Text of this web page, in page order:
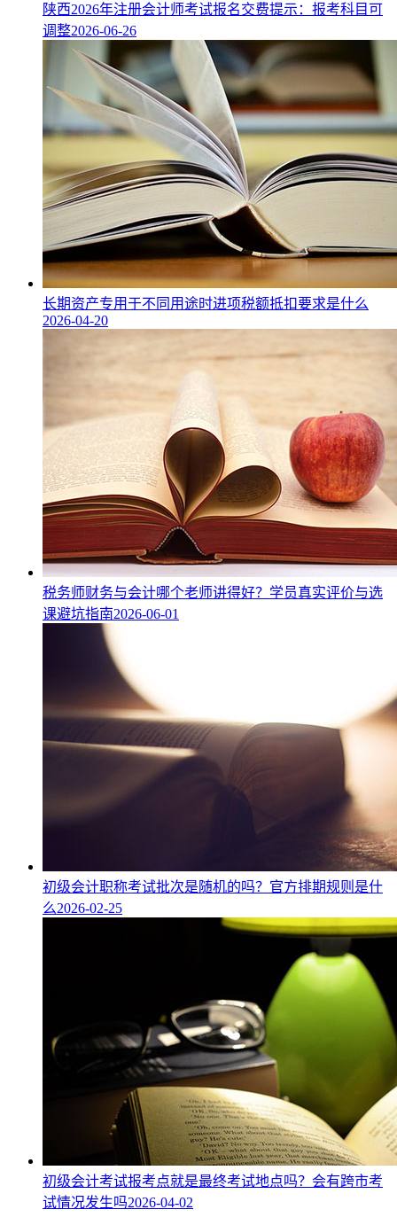
陕西2026年注册会计师考试报名交费提示：报考科目可
调整2026-06-26
长期资产专用于不同用途时进项税额抵扣要求是什么
2026-04-20
税务师财务与会计哪个老师讲得好？学员真实评价与选
课避坑指南2026-06-01
初级会计职称考试批次是随机的吗？官方排期规则是什
么2026-02-25
初级会计考试报考点就是最终考试地点吗？会有跨市考
试情况发生吗2026-04-02